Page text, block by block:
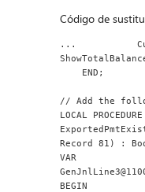
Código de
...
    END;
// Add the
LOCAL PROCEDURE
Record 81) :
VAR
BEGIN